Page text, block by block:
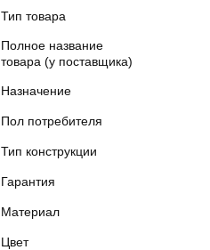
Тип товара
Полное название
товара (у поставщика)
Назначение
Пол потребителя
Тип конструкции
Гарантия
Материал
Цвет